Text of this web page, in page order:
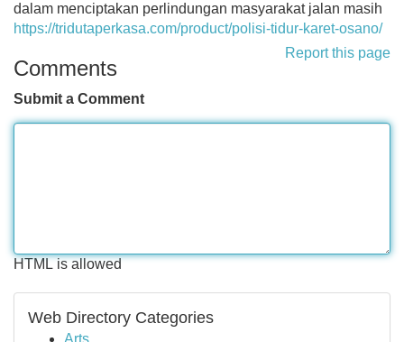
dalam menciptakan perlindungan masyarakat jalan masih
https://tridutaperkasa.com/product/polisi-tidur-karet-osano/
Report this page
Comments
Submit a Comment
HTML is allowed
Web Directory Categories
Arts